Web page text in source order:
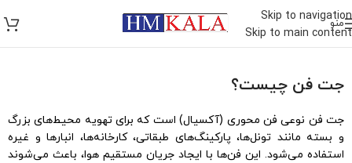
Skip to navigation
Skip to main content
منو
جت فن چیست؟
جت فن نوعی فن محوری (آکسیال) است که برای تهویه محیط‌های بزرگ
و بسته مانند تونل‌ها، پارکینگ‌های طبقاتی، کارخانه‌ها، انبارها و غیره
استفاده می‌شود. این فن‌ها با ایجاد جریان مستقیم هوا، باعث می‌شوند